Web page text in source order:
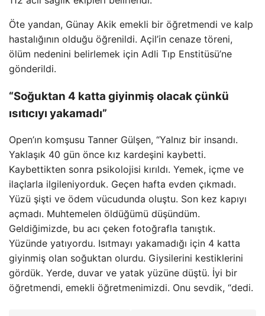
Öte yandan, Günay Akik emekli bir öğretmendi ve kalp
hastalığının olduğu öğrenildi. Açil’in cenaze töreni,
ölüm nedenini belirlemek için Adli Tıp Enstitüsü’ne
gönderildi.
“Soğuktan 4 katta giyinmiş olacak çünkü
ısıtıcıyı yakamadı”
Open’ın komşusu Tanner Gülşen, “Yalnız bir insandı.
Yaklaşık 40 gün önce kız kardeşini kaybetti.
Kaybettikten sonra psikolojisi kırıldı. Yemek, içme ve
ilaçlarla ilgileniyorduk. Geçen hafta evden çıkmadı.
Yüzü şişti ve ödem vücudunda oluştu. Son kez kapıyı
açmadı. Muhtemelen öldüğümü düşündüm.
Geldiğimizde, bu acı çeken fotoğrafla tanıştık.
Yüzünde yatıyordu. Isıtmayı yakamadığı için 4 katta
giyinmiş olan soğuktan olurdu. Giysilerini kestiklerini
gördük. Yerde, duvar ve yatak yüzüne düştü. İyi bir
öğretmendi, emekli öğretmenimizdi. Onu sevdik, “dedi.